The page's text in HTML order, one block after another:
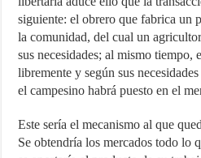
siguiente: el obrero que fabrica un
la comunidad, del cual un
sus necesidades; al mismo tiempo,
libremente y según sus
el campesino habrá puesto en el
Este sería el mecanismo al que
Se obtendría los mercados todo lo